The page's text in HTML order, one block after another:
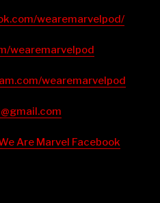
wearemarvelpod/⁠⁠⁠⁠⁠⁠⁠⁠⁠⁠⁠⁠⁠⁠⁠⁠⁠⁠⁠⁠⁠⁠⁠⁠⁠⁠⁠⁠⁠⁠⁠⁠⁠⁠⁠⁠⁠⁠⁠⁠⁠⁠⁠⁠⁠⁠⁠⁠⁠⁠⁠⁠⁠⁠⁠⁠⁠⁠⁠⁠⁠⁠⁠⁠⁠⁠⁠⁠⁠⁠⁠⁠⁠⁠⁠⁠⁠
wearemarvelpod⁠⁠⁠⁠⁠⁠⁠⁠⁠⁠⁠⁠⁠⁠⁠⁠⁠⁠⁠⁠⁠⁠⁠⁠⁠⁠⁠⁠⁠⁠⁠⁠⁠⁠⁠⁠⁠⁠⁠⁠⁠⁠⁠⁠⁠⁠⁠⁠⁠⁠⁠⁠⁠⁠⁠⁠⁠⁠⁠⁠⁠⁠⁠⁠⁠⁠⁠⁠⁠⁠⁠⁠⁠⁠⁠⁠⁠
wearemarvelpod⁠⁠⁠⁠⁠⁠⁠⁠⁠⁠⁠⁠⁠⁠⁠⁠⁠⁠⁠⁠⁠⁠⁠⁠⁠⁠⁠⁠⁠⁠⁠⁠⁠⁠⁠⁠⁠⁠⁠⁠⁠⁠⁠⁠⁠⁠⁠⁠⁠⁠⁠⁠⁠⁠⁠⁠⁠⁠⁠⁠⁠⁠⁠⁠⁠⁠⁠⁠⁠⁠⁠⁠⁠⁠⁠⁠⁠
Are Marvel Facebook